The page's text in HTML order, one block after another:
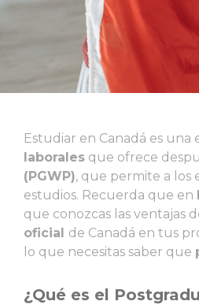
Estudiar en Canadá es
laborales que ofrece
(PGWP), que permite a los
estudios. Recuerda que en
que conozcas las ventajas
oficial de Canadá en tus
lo que necesitas saber que
¿Qué es el